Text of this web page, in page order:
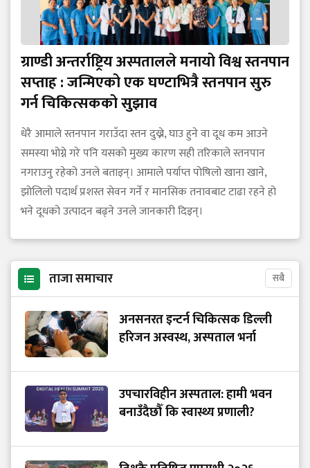
ग्राण्डी अन्तर्राष्ट्रिय अस्पतालले मनायो विश्व स्तनपान
सप्ताह : जन्मिएको एक घण्टाभित्रै स्तनपान सुरु
गर्न चिकित्सकको सुझाव
धेरै आमाले स्तनपान गराउँदा स्तन दुख्ने, घाउ हुने वा दूध कम आउने
समस्या भोग्ने गरे पनि यसको मुख्य कारण सही तरिकाले स्तनपान
नगराउनु रहेको उनले बताइन्। आमाले पर्याप्त पोषिलो खाना खाने,
झोलिलो पदार्थ प्रशस्त सेवन गर्ने र मानसिक तनावबाट टाढा रहने हो
भने दूधको उत्पादन बढ्ने उनले जानकारी दिइन्।
ताजा समाचार सबै
अनसनरत इन्टर्न चिकित्सक डिल्ली
हरिजन अस्वस्थ, अस्पताल भर्ना
उपचारविहीन अस्पताल: हामी भवन
बनाउँदैछौँ कि स्वास्थ्य प्रणाली?